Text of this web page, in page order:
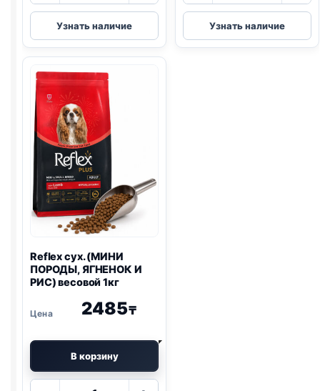
Elite
сух.
(МИНИ
ЯГНЕНОК)
весовой
1кг
Узнать наличие
Monge
Monoprotein
сух.
Узнать наличие
Reflex сух. (МИНИ
ПОРОДЫ, ЯГНЕНОК И
РИС) весовой 1кг
2485₸
В корзину
Количество